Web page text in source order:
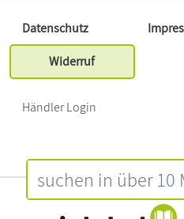
Datenschutz
Widerruf
Händler Login